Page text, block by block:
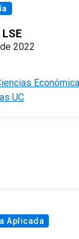
2022
UC
Aplicada